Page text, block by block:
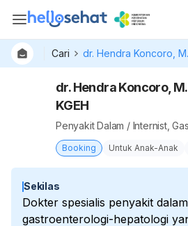
Cari
dr. Hendra Koncoro,
KGEH
Penyakit Dalam / Internist,
Booking Untuk Anak-Anak
Sekilas
Dokter spesialis penyakit
gastroenterologi-hepatologi